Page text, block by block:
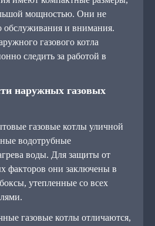
мощностью. Они не
обслуживания и внимания.
газового котла
следить за работой в
наружных газовых
газовые котлы уличной
водотрубные
воды. Для защиты от
факторов они заключены в
утепленные со всех
газовые котлы отличаются,